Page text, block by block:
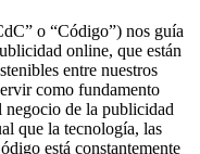
o “Código”) nos guía
online, que están
entre nuestros
como fundamento
negocio de la publicidad
que la tecnología, las
está constantemente